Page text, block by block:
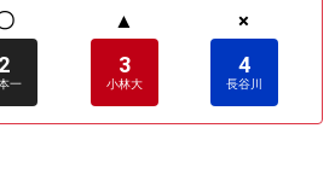
2
一
▲
3
小林大
×
4
長谷川